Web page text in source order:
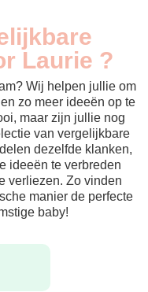
Laurie ?
Wij helpen jullie om
zo meer ideeën op te
maar zijn jullie nog
van vergelijkbare
dezelfde klanken,
ideeën te verbreden
verliezen. Zo vinden
manier de perfecte
baby!